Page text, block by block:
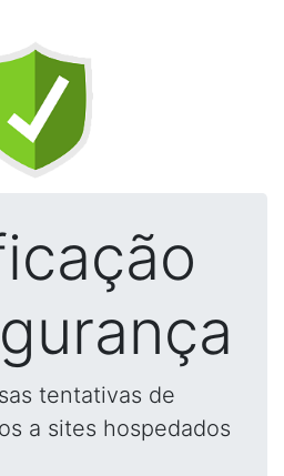
tentativas de
a sites hospedados